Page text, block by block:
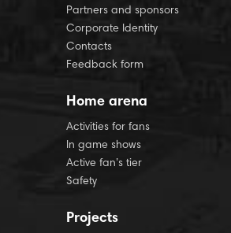
Partners and sponsors
Corporate Identity
Contacts
Feedback form
Home arena
Activities for fans
In game shows
Active fan’s tier
Safety
Projects